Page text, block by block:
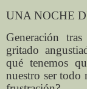
UNA NOCHE
Generación
gritado
qué tenemos
nuestro ser todo